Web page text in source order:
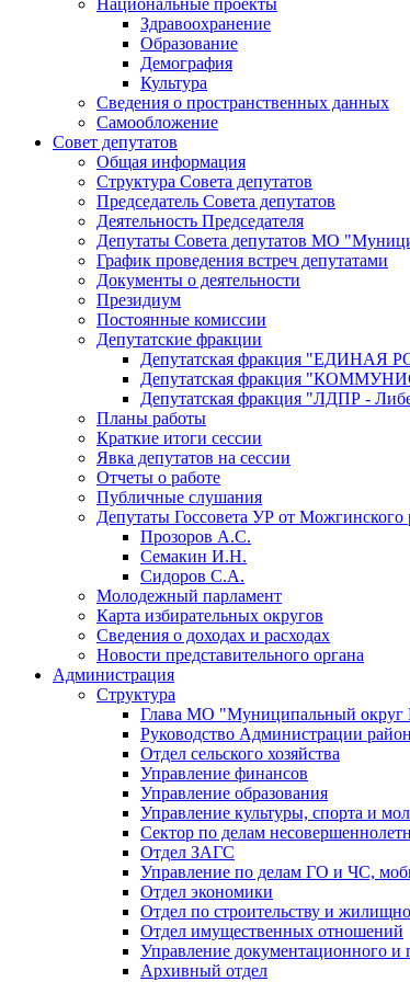
Здравоохранение
Образование
Демография
Культура
Сведения о пространственных данных
Самообложение
Совет депутатов
Общая информация
Структура Совета депутатов
Председатель Совета депутатов
Деятельность Председателя
Депутаты Совета депутатов МО
График проведения встреч депутатами
Документы о деятельности
Президиум
Постоянные комиссии
Депутатские фракции
Депутатская фракция "ЕДИНАЯ
Депутатская фракция
Депутатская фракция "ЛДПР -
Планы работы
Краткие итоги сессии
Явка депутатов на сессии
Отчеты о работе
Публичные слушания
Депутаты Госсовета УР от Можгинского
Прозоров А.С.
Семакин И.Н.
Сидоров С.А.
Молодежный парламент
Карта избирательных округов
Сведения о доходах и расходах
Новости представительного органа
Администрация
Структура
Глава МО "Муниципальный округ
Руководство Администрации
Отдел сельского хозяйства
Управление финансов
Управление образования
Управление культуры, спорта и
Сектор по делам
Отдел ЗАГС
Управление по делам ГО и ЧС,
Отдел экономики
Отдел по строительству и
Отдел имущественных отношений
Управление документационного и
Архивный отдел